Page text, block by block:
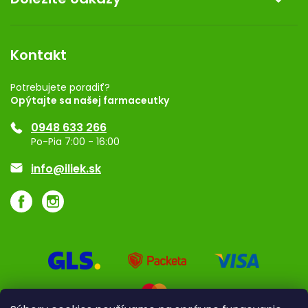
Kontakt
Dermocentrum
Rozhodnutie na prevádzku
Registrácia
Ponuka pre firmy
Značky
Kontakt
Potrebujete poradiť?
Opýtajte sa našej farmaceutky
0948 633 266
Po-Pia 7:00 - 16:00
info@iliek.sk